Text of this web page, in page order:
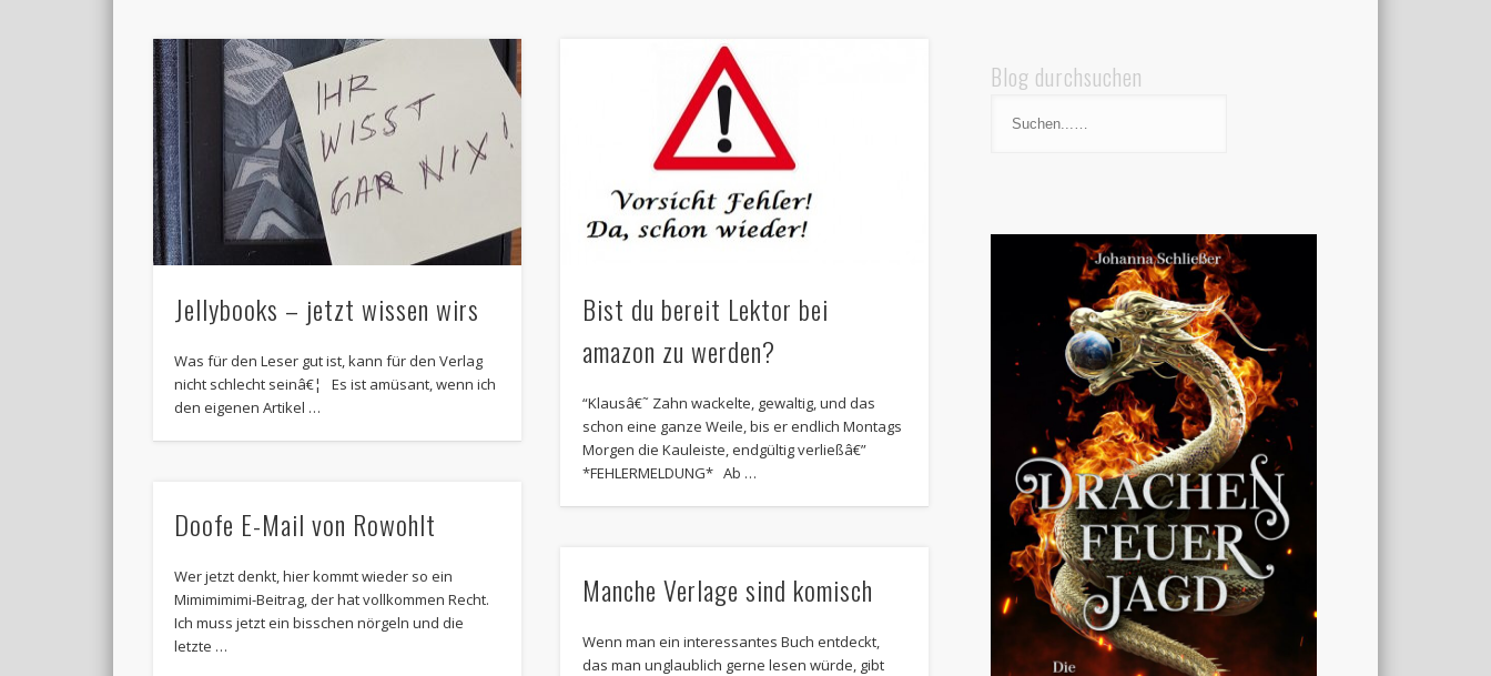
Jellybooks – jetzt wissen wirs
Was für den Leser gut ist, kann für den Verlag
nicht schlecht seinâ€¦ Es ist amüsant, wenn ich
den eigenen Artikel …
Bist du bereit Lektor bei
amazon zu werden?
“Klausâ€˜ Zahn wackelte, gewaltig, und das
schon eine ganze Weile, bis er endlich Montags
Morgen die Kauleiste, endgültig verließâ€”
*FEHLERMELDUNG* Ab …
Doofe E-Mail von Rowohlt
Wer jetzt denkt, hier kommt wieder so ein
Mimimimimi-Beitrag, der hat vollkommen Recht.
Ich muss jetzt ein bisschen nörgeln und die
letzte …
Manche Verlage sind komisch
Wenn man ein interessantes Buch entdeckt,
das man unglaublich gerne lesen würde, gibt
Blog durchsuchen